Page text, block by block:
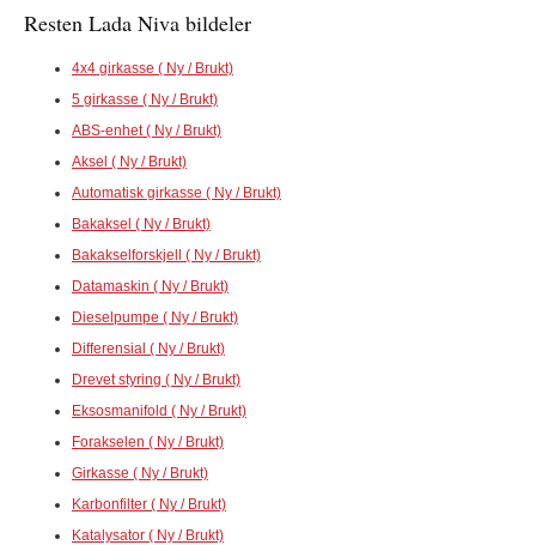
Resten Lada Niva bildeler
4x4 girkasse ( Ny / Brukt)
5 girkasse ( Ny / Brukt)
ABS-enhet ( Ny / Brukt)
Aksel ( Ny / Brukt)
Automatisk girkasse ( Ny / Brukt)
Bakaksel ( Ny / Brukt)
Bakakselforskjell ( Ny / Brukt)
Datamaskin ( Ny / Brukt)
Dieselpumpe ( Ny / Brukt)
Differensial ( Ny / Brukt)
Drevet styring ( Ny / Brukt)
Eksosmanifold ( Ny / Brukt)
Forakselen ( Ny / Brukt)
Girkasse ( Ny / Brukt)
Karbonfilter ( Ny / Brukt)
Katalysator ( Ny / Brukt)